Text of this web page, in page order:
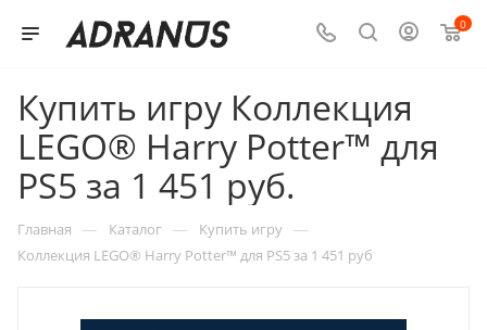
0
Купить игру Коллекция
LEGO® Harry Potter™ для
PS5 за 1 451 руб.
Главная — Каталог — Купить игру —
Коллекция LEGO® Harry Potter™ для PS5 за 1 451 руб